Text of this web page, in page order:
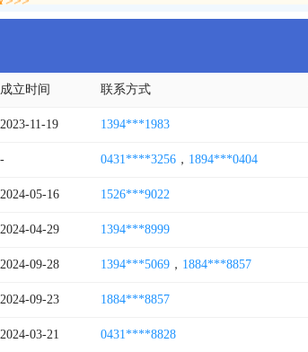
成立时间 联系方式
2023-11-19 1394***1983
- 0431****3256 ， 1894***0404
2024-05-16 1526***9022
2024-04-29 1394***8999
2024-09-28 1394***5069 ， 1884***8857
2024-09-23 1884***8857
2024-03-21 0431****8828